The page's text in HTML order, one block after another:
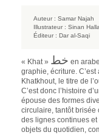
Auteur : Samar Najah
Illustrateur : Sinan
Éditeur : Dar al-Saqi
« Khat » خط en
graphie, écriture.
Khatkhout, le titre de
C’est donc l’histoire
épouse des formes
circulaire, tantôt brisée
des lignes continues
objets du quotidien,